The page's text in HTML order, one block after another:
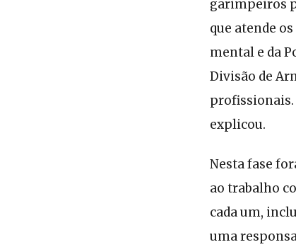
garimpeiros
que atende
mental e da
Divisão de
profissionais.
explicou.
Nesta fase
ao trabalho
cada um,
uma